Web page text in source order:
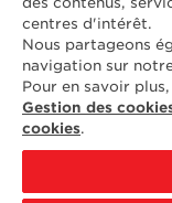
Contactez
ELLE & VIRE
Pour toute question
d'information
nous sommes à
ELVIR
50890 CONDÉ-
centres d'intérêt.
Nous partageons
navigation sur
Pour en savoir
Gestion des
cookies.